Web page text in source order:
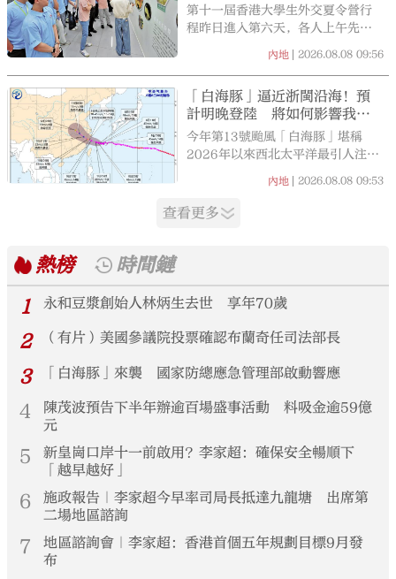
成了這部舞劇三年磨一劍的生動註
腳。
第十一屆香港大學生外交夏令營行
程昨日進入第六天，各人上午先後
參觀了雲南金平縣蝴蝶館及金平民
族博物館後完成金平行程，並於下
流活動。雲南省港澳辦主任楊紹成
在交流活動上致辭時表示，雲南是
文化多彩之地，國家的56個民族
中，有26個在雲南世居，是中華民
分，並正按照高質量發展的方向努
力前進、加快建設，歡迎大家今後
多帶家人朋友來雲南，深度體驗和
內地 2026.08.08 09:56
「白海豚」逼近浙閩沿海！預
計明晚登陸 將如何影響我
國？
今年第13號颱風「白海豚」堪稱
2026年以來西北太平洋最引人注目
的颱風——生成於西北太平洋東部
邊緣、海上持續活動超260小時、
三次沖頂超強颱風、奔襲距離超
9日）至下周初，隨着颱風「白海
豚」靠近，華東沿海風雨漸起，上
海、浙江、福建等地將現持續強降
減，華北、江南多地將退出高溫行
內地 2026.08.08 09:53
查看更多
熱榜
時間鏈
1
永和豆漿創始人林炳生去世 享年70歲
2 （有片）美國參議院投票確認布蘭奇任司法部長
3 「白海豚」來襲 國家防總應急管理部啟動響應
4
陳茂波預告下半年辦逾百場盛事活動 料吸金逾59億
元
5
新皇崗口岸十一前啟用？李家超：確保安全暢順下
「越早越好」
6
施政報告｜李家超今早率司局長抵達九龍塘 出席第
二場地區諮詢
7
地區諮詢會｜李家超：香港首個五年規劃目標9月發
布